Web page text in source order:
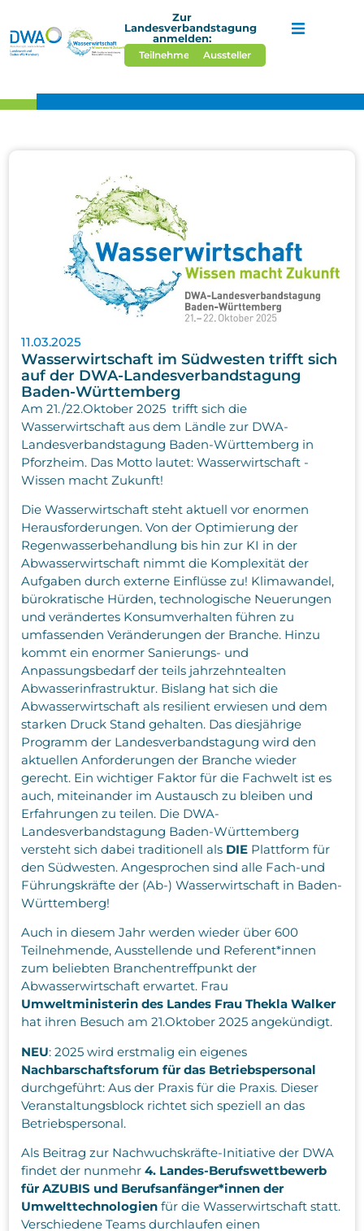
Zur
Landesverbandstagung
anmelden:
Teilnehmer*inAusstellerStartseite
11.03.2025
Wasserwirtschaft im Südwesten trifft sich
auf der DWA-Landesverbandstagung
Baden-Württemberg
Am 21./22.Oktober 2025 trifft sich die
Wasserwirtschaft aus dem Ländle zur DWA-
Landesverbandstagung Baden-Württemberg in
Pforzheim. Das Motto lautet: Wasserwirtschaft -
Wissen macht Zukunft!
Die Wasserwirtschaft steht aktuell vor enormen
Herausforderungen. Von der Optimierung der
Regenwasserbehandlung bis hin zur KI in der
Abwasserwirtschaft nimmt die Komplexität der
Aufgaben durch externe Einflüsse zu! Klimawandel,
bürokratische Hürden, technologische Neuerungen
und verändertes Konsumverhalten führen zu
umfassenden Veränderungen der Branche. Hinzu
kommt ein enormer Sanierungs- und
Anpassungsbedarf der teils jahrzehntealten
Abwasserinfrastruktur. Bislang hat sich die
Abwasserwirtschaft als resilient erwiesen und dem
starken Druck Stand gehalten. Das diesjährige
Programm der Landesverbandstagung wird den
aktuellen Anforderungen der Branche wieder
gerecht. Ein wichtiger Faktor für die Fachwelt ist es
auch, miteinander im Austausch zu bleiben und
Erfahrungen zu teilen. Die DWA-
Landesverbandstagung Baden-Württemberg
versteht sich dabei traditionell als DIE Plattform für
den Südwesten. Angesprochen sind alle Fach-und
Führungskräfte der (Ab-) Wasserwirtschaft in Baden-
Württemberg!
Auch in diesem Jahr werden wieder über 600
Teilnehmende, Ausstellende und Referent*innen
zum beliebten Branchentreffpunkt der
Abwasserwirtschaft erwartet. Frau
Umweltministerin des Landes Frau Thekla Walker
hat ihren Besuch am 21.Oktober 2025 angekündigt.
NEU: 2025 wird erstmalig ein eigenes
Nachbarschaftsforum für das Betriebspersonal
durchgeführt: Aus der Praxis für die Praxis. Dieser
Veranstaltungsblock richtet sich speziell an das
Betriebspersonal.
Als Beitrag zur Nachwuchskräfte-Initiative der DWA
findet der nunmehr4. Landes-Berufswettbewerb
für AZUBIS und Berufsanfänger*innen der
Umwelttechnologien für die Wasserwirtschaft statt.
Verschiedene Teams durchlaufen einen